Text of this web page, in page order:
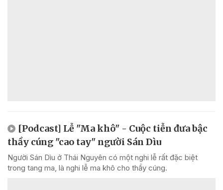
[Podcast] Lễ "Ma khô" - Cuộc tiễn đưa bậc
thầy cúng "cao tay" người Sán Dìu
Người Sán Dìu ở Thái Nguyên có một nghi lễ rất đặc biệt
trong tang ma, là nghi lễ ma khô cho thầy cúng.